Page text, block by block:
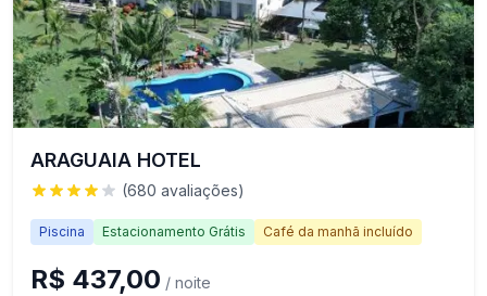
ARAGUAIA HOTEL
(680 avaliações)
Piscina Estacionamento Grátis Café da manhã incluído
R$ 437,00 / noite